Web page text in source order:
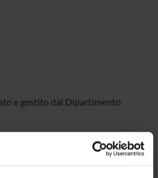
e gestito dal Dipartimento